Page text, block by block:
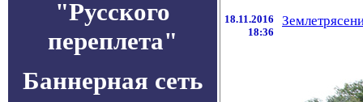
"Русского
переплета"
Баннерная сеть
18.11.2016
18:36